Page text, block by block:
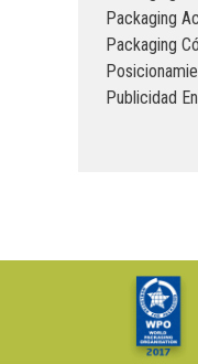
Packaging
Packaging
Publicidad